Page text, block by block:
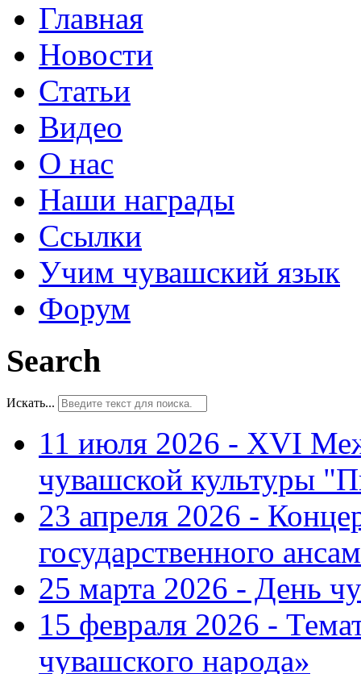
Главная
Новости
Статьи
Видео
О нас
Наши награды
Ссылки
Учим чувашский язык
Форум
Search
Искать...
11 июля 2026 - XVI
чувашской культуры
23 апреля 2026 -
государственного
25 марта 2026 - День
15 февраля 2026 -
чувашского народа»